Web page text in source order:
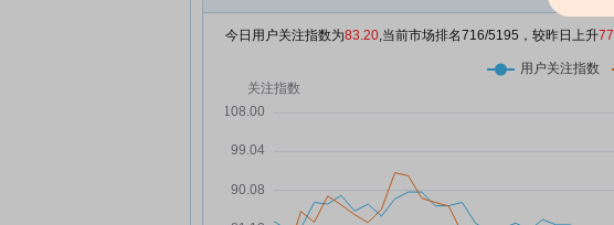
07-29
蓝晓科技7月29日加速下跌
07-29
07-28
蓝晓科技：融资净偿还1042.7万
元，融资余额3.67亿元
07-28
05-
05-
今日用户关注指数为83.20,当前市场排名716/5195，较昨日上升77